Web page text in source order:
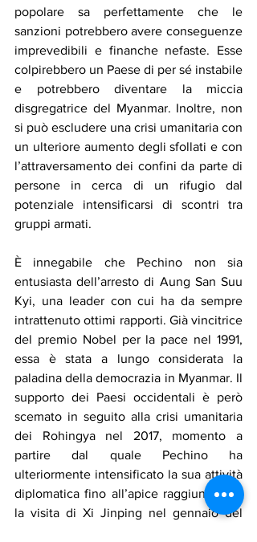
popolare sa perfettamente che le
sanzioni potrebbero avere conseguenze
imprevedibili e finanche nefaste. Esse
colpirebbero un Paese di per sé instabile
e potrebbero diventare la miccia
disgregatrice del Myanmar. Inoltre, non
si può escludere una crisi umanitaria con
un ulteriore aumento degli sfollati e con
l’attraversamento dei confini da parte di
persone in cerca di un rifugio dal
potenziale intensificarsi di scontri tra
gruppi armati.
È innegabile che Pechino non sia
entusiasta dell’arresto di Aung San Suu
Kyi, una leader con cui ha da sempre
intrattenuto ottimi rapporti. Già vincitrice
del premio Nobel per la pace nel 1991,
essa è stata a lungo considerata la
paladina della democrazia in Myanmar. Il
supporto dei Paesi occidentali è però
scemato in seguito alla crisi umanitaria
dei Rohingya nel 2017, momento a
partire dal quale Pechino ha
ulteriormente intensificato la sua attività
diplomatica fino all’apice raggiunto con
la visita di Xi Jinping nel gennaio del